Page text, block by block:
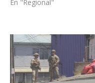
En "Regional"